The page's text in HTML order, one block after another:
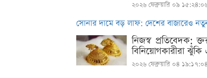
২০২৬ ফেব্রুয়ারি ০৯ ১৫:২৪:০৬
সোনার দামে বড় লাফ: দেশের বাজারেও
নিজস্ব প্রতিবেদক:
বিনিয়োগকারীরা
২০২৬ ফেব্রুয়ারি ০৪ ১৯:১৭:০৪